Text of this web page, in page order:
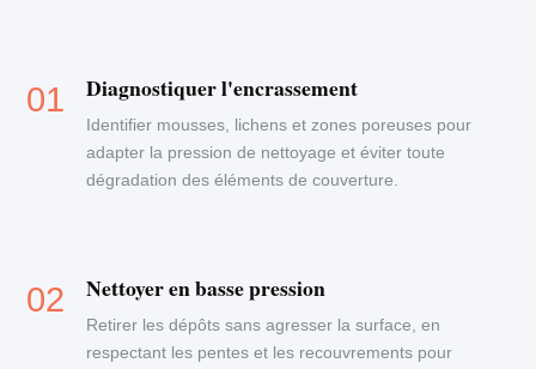
Diagnostiquer l'encrassement
Identifier mousses, lichens et zones poreuses pour
adapter la pression de nettoyage et éviter toute
dégradation des éléments de couverture.
Nettoyer en basse pression
Retirer les dépôts sans agresser la surface, en
respectant les pentes et les recouvrements pour